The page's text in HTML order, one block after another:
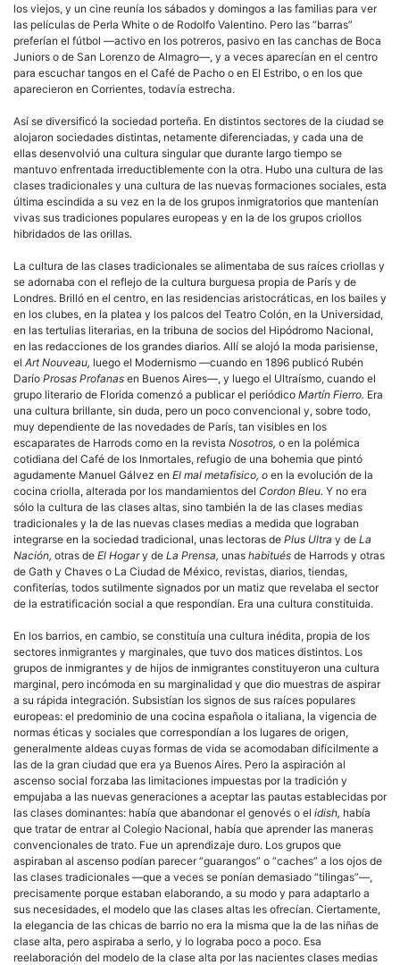
los viejos, y un cine reunía los sábados y domingos a las familias para ver
las películas de Perla White o de Rodolfo Valentino. Pero las “barras”
preferían el fútbol —activo en los potreros, pasivo en las canchas de Boca
Juniors o de San Lorenzo de Almagro—, y a veces aparecían en el centro
para escuchar tangos en el Café de Pacho o en El Estribo, o en los que
aparecieron en Corrientes, todavía estrecha.
Así se diversificó la sociedad porteña. En distintos sectores de la ciudad se
alojaron sociedades distintas, netamente diferenciadas, y cada una de
ellas desenvolvió una cultura singular que durante largo tiempo se
mantuvo enfrentada irreductiblemente con la otra. Hubo una cultura de las
clases tradicionales y una cultura de las nuevas formaciones sociales, esta
última escindida a su vez en la de los grupos inmigratorios que mantenían
vivas sus tradiciones populares europeas y en la de los grupos criollos
hibridados de las orillas.
La cultura de las clases tradicionales se alimentaba de sus raíces criollas y
se adornaba con el reflejo de la cultura burguesa propia de París y de
Londres. Brilló en el centro, en las residencias aristocráticas, en los bailes y
en los clubes, en la platea y los palcos del Teatro Colón, en la Universidad,
en las tertulias literarias, en la tribuna de socios del Hipódromo Nacional,
en las redacciones de los grandes diarios. Allí se alojó la moda parisiense,
el Art Nouveau, luego el Modernismo —cuando en 1896 publicó Rubén
Darío Prosas Profanas en Buenos Aires—, y luego el Ultraísmo, cuando el
grupo literario de Florida comenzó a publicar el periódico Martín Fierro. Era
una cultura brillante, sin duda, pero un poco convencional y, sobre todo,
muy dependiente de las novedades de París, tan visibles en los
escaparates de Harrods como en la revista Nosotros, o en la polémica
cotidiana del Café de los Inmortales, refugio de una bohemia que pintó
agudamente Manuel Gálvez en El mal metafisico, o en la evolución de la
cocina criolla, alterada por los mandamientos del Cordon Bleu. Y no era
sólo la cultura de las clases altas, sino también la de las clases medias
tradicionales y la de las nuevas clases medias a medida que lograban
integrarse en la sociedad tradicional, unas lectoras de Plus Ultra y de La
Nación, otras de El Hogary de La Prensa, unas habitués de Harrods y otras
de Gath y Chaves o La Ciudad de México, revistas, diarios, tiendas,
confiterías, todos sutilmente signados por un matiz que revelaba el sector
de la estratificación social a que respondían. Era una cultura constituida.
En los barrios, en cambio, se constituía una cultura inédita, propia de los
sectores inmigrantes y marginales, que tuvo dos matices distintos. Los
grupos de inmigrantes y de hijos de inmigrantes constituyeron una cultura
marginal, pero incómoda en su marginalidad y que dio muestras de aspirar
a su rápida integración. Subsistían los signos de sus raíces populares
europeas: el predominio de una cocina española o italiana, la vigencia de
normas éticas y sociales que correspondían a los lugares de origen,
generalmente aldeas cuyas formas de vida se acomodaban difícilmente a
las de la gran ciudad que era ya Buenos Aires. Pero la aspiración al
ascenso social forzaba las limitaciones impuestas por la tradición y
empujaba a las nuevas generaciones a aceptar las pautas establecidas por
las clases dominantes: había que abandonar el genovés o el idish, había
que tratar de entrar al Colegio Nacional, había que aprender las maneras
convencionales de trato. Fue un aprendizaje duro. Los grupos que
aspiraban al ascenso podían parecer “guarangos” o “caches” a los ojos de
las clases tradicionales —que a veces se ponían demasiado “tilingas”—,
precisamente porque estaban elaborando, a su modo y para adaptarlo a
sus necesidades, el modelo que las clases altas les ofrecían. Ciertamente,
la elegancia de las chicas de barrio no era la misma que la de las niñas de
clase alta, pero aspiraba a serlo, y lo lograba poco a poco. Esa
reelaboración del modelo de la clase alta por las nacientes clases medias